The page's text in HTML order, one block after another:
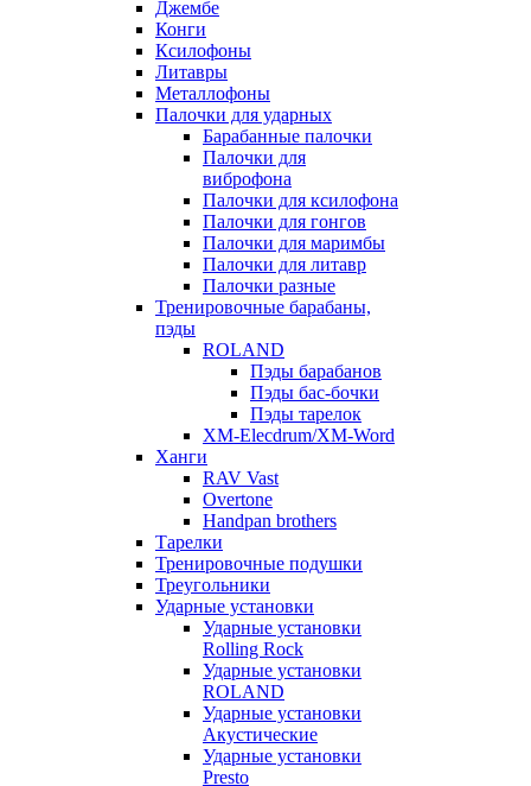
Джембе
Конги
Ксилофоны
Литавры
Металлофоны
Палочки для ударных
Барабанные палочки
Палочки для
виброфона
Палочки для ксилофона
Палочки для гонгов
Палочки для маримбы
Палочки для литавр
Палочки разные
Тренировочные барабаны,
пэды
ROLAND
Пэды барабанов
Пэды бас-бочки
Пэды тарелок
XM-Elecdrum/XM-Word
Ханги
RAV Vast
Overtone
Handpan brothers
Тарелки
Тренировочные подушки
Треугольники
Ударные установки
Ударные установки
Rolling Rock
Ударные установки
ROLAND
Ударные установки
Акустические
Ударные установки
Presto